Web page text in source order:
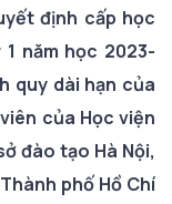
định cấp học
năm học 2023-
quy dài hạn của
của Học viện
đào tạo Hà Nội,
phố Hồ Chí